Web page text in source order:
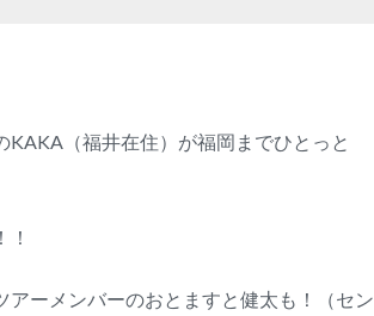
（福井在住）が福岡までひとっと
ーメンバーのおとますと健太も！（セン